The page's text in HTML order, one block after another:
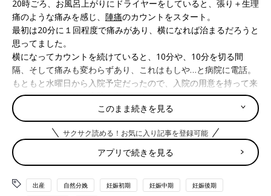
20時ごろ、お風呂上がりにドライヤーをしていると、張り＋生理
痛のような痛みを感じ、 陣痛のカウントをスタート。
最初は20分に１回程度で痛みがあり、横になれば治まるだろうと
思ってました。
横になってカウントを続けていると、10分や、10分を切る間
隔、そして痛みも変わらずあり、これはもしや…と病院に電話。
もともと水曜日から入院予定だったので、入院の用意を持って来
てくださいとなり、病院へ向かいました。
しばらく会えない長男と別れ、長男はじいじ宅へ。
10時半ごろ、夫の車で病院に到着しました。
病院に着くころには5分を切るようなペースで張り＋痛み。この
時点でも私はまだ前駆陣痛だと思ってました。
病院の救急外来で受付をし、産科に行き内診。
子宮口は開いていない。ただ頸管がすごく短くなっていると、そ
このまま続きを見る
サクサク読める！お気に入り記事を登録可能
アプリで続きを見る
出産 自然分娩 妊娠初期 妊娠中期 妊娠後期